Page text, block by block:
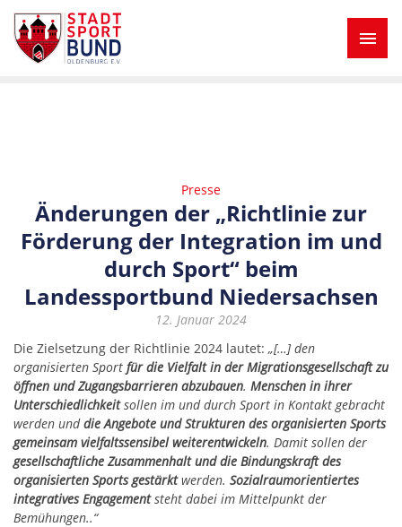
Presse
Änderungen der „Richtlinie zur
Förderung der Integration im und
durch Sport“ beim
Landessportbund Niedersachsen
12. Januar 2024
Die Zielsetzung der Richtlinie 2024 lautet: „[…] den
organisierten Sport für die Vielfalt in der Migrationsgesellschaft zu
öffnen und Zugangsbarrieren abzubauen. Menschen in ihrer
Unterschiedlichkeitsollen im und durch Sport in Kontakt gebracht
werden unddie Angebote und Strukturen des organisierten Sports
gemeinsam vielfaltssensibel weiterentwickeln. Damit sollen der
gesellschaftliche Zusammenhalt und die Bindungskraft des
organisierten Sports gestärktwerden. Sozialraumorientiertes
integratives Engagementsteht dabei im Mittelpunkt der
Bemühungen..“